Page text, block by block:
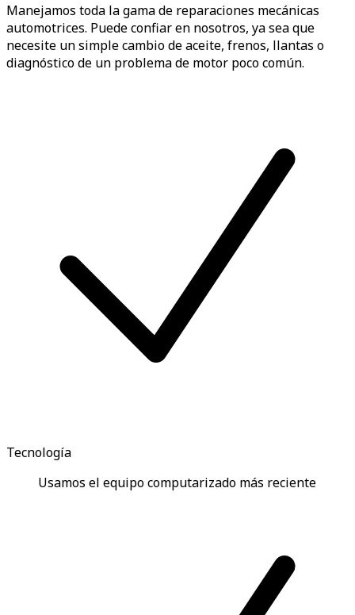
Manejamos toda la gama de reparaciones mecánicas
automotrices. Puede confiar en nosotros, ya sea que
necesite un simple cambio de aceite, frenos, llantas o
diagnóstico de un problema de motor poco común.
Tecnología
Usamos el equipo computarizado más reciente